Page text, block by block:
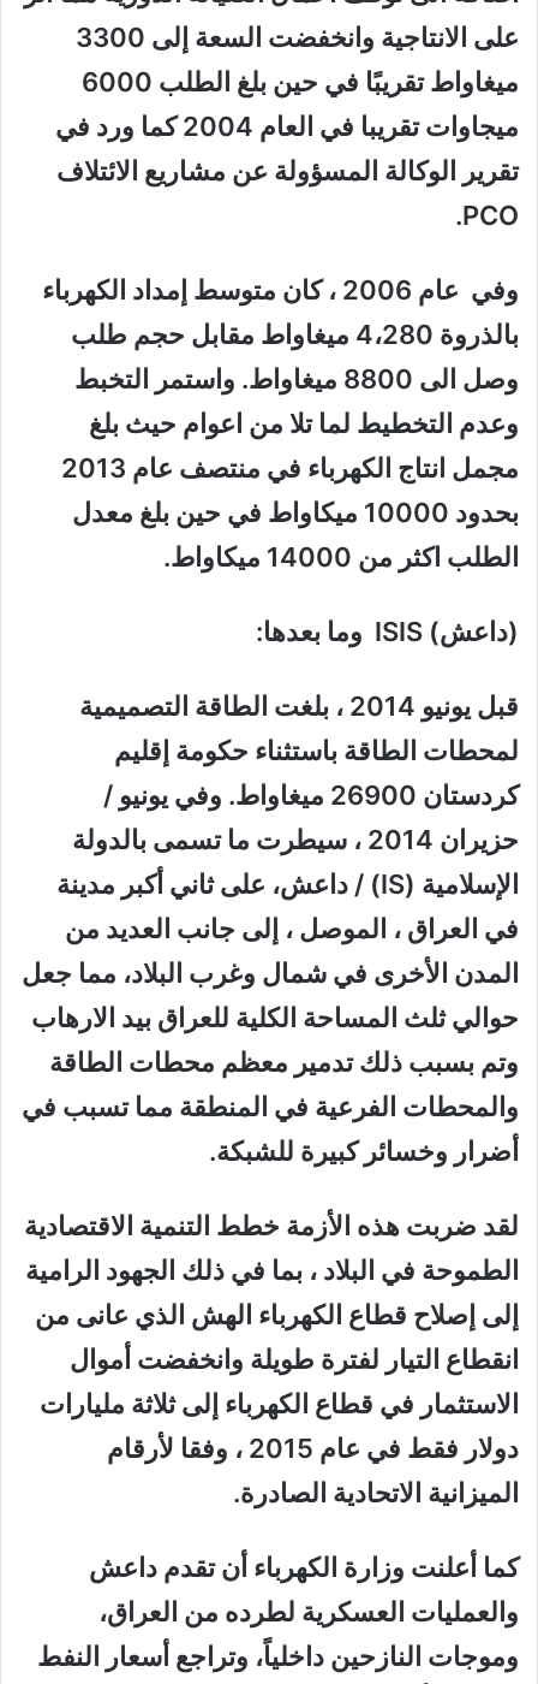
على الانتاجية وانخفضت السعة
إلى 3300
ميغاواط
تقريبًا في حين بلغ الطلب 6000
ميجاوات تقريبا في العام 2004 كما ورد في
تقرير الوكالة المسؤولة عن مشاريع الائتلاف
PCO.
وفي عام 2006
، كان متوسط إمداد الكهرباء
بالذروة
مقابل حجم طلب
وصل الى 8800 ميغاواط.
واستمر التخبط
وعدم التخطيط لما تلا من اعوام حيث بلغ
مجمل انتاج الكهرباء في
منتصف عام 2013
بحدود 10000 ميكاواط
في حين بلغ معدل
الطلب اكثر من 14000 ميكاواط.
(داعش) ISIS وما بعدها:
قبل يونيو 2014
، بلغت الطاقة التصميمية
لمحطات الطاقة باستثناء حكومة إقليم
كردستان 26900 ميغاواط . وفي يونيو /
حزيران 2014 ، سيطرت ما تسمى بالدولة
الإسلامية (IS) / داعش، على ثاني أكبر مدينة
في العراق ، الموصل ، إلى جانب العديد من
المدن الأخرى في شمال وغرب البلاد، مما جعل
حوالي ثلث المساحة الكلية للعراق بيد الارهاب
وتم بسبب ذلك تدمير معظم محطات الطاقة
والمحطات الفرعية في المنطقة مما تسبب في
أضرار وخسائر كبيرة للشبكة.
لقد ضربت هذه الأزمة خطط التنمية الاقتصادية
الطموحة في البلاد ، بما في ذلك الجهود الرامية
إلى إصلاح قطاع الكهرباء الهش الذي عانى من
انقطاع التيار لفترة طويلة وانخفضت أموال
الاستثمار في قطاع الكهرباء إلى ثلاثة مليارات
دولار فقط في عام 2015 ، وفقا لأرقام
الميزانية الاتحادية الصادرة.
كما أعلنت وزارة الكهرباء أن تقدم داعش
والعمليات العسكرية لطرده من العراق،
وموجات النازحين داخلياً، وتراجع أسعار النفط